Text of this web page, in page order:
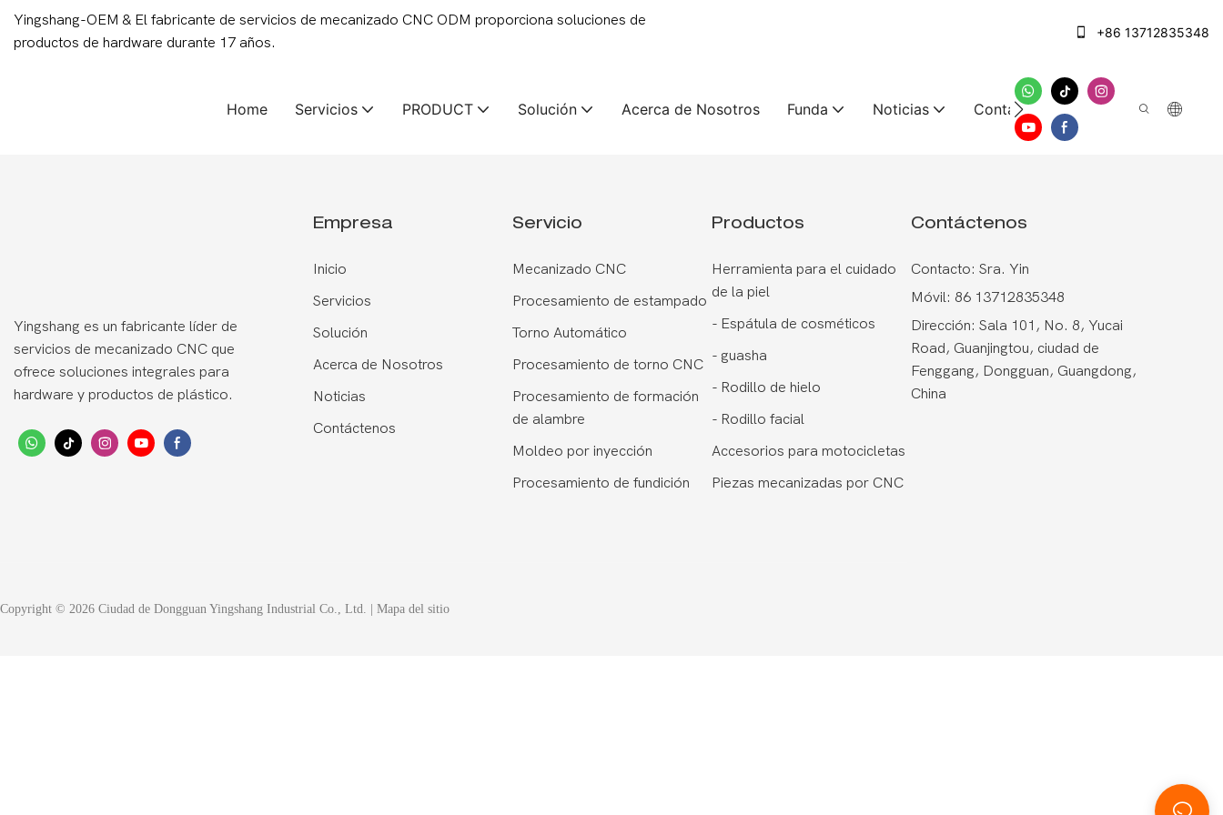
Yingshang-OEM & El fabricante de servicios de mecanizado CNC ODM proporciona soluciones de
productos de hardware durante 17 años.
+86 13712835348
Home Servicios PRODUCT Solución Acerca de Nosotros Funda Noticias Contáctenos
Yingshang es un fabricante líder de
servicios de mecanizado CNC que
ofrece soluciones integrales para
hardware y productos de plástico.
Empresa
Inicio
Servicios
Solución
Acerca de Nosotros
Noticias
Contáctenos
Servicio
Mecanizado CNC
Procesamiento de estampado
Torno Automático
Procesamiento de torno CNC
Procesamiento de formación
de alambre
Moldeo por inyección
Procesamiento de fundición
Productos
Herramienta para el cuidado
de la piel
-Espátula de cosméticos
-guasha
-Rodillo de hielo
-Rodillo facial
Accesorios para motocicletas
Piezas mecanizadas por CNC
Contáctenos
Contacto: Sra. Yin
Móvil: 86 13712835348
Dirección: Sala 101, No. 8, Yucai
Road, Guanjingtou, ciudad de
Fenggang, Dongguan, Guangdong,
China
Copyright © 2026 Ciudad de Dongguan Yingshang Industrial Co., Ltd. | Mapa del sitio